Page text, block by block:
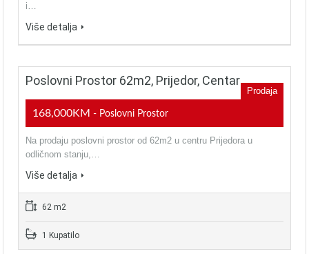
i…
Više detalja
Poslovni Prostor 62m2, Prijedor, Centar
Prodaja
168,000KM - Poslovni Prostor
Na prodaju poslovni prostor od 62m2 u centru Prijedora u
odličnom stanju,…
Više detalja
62 m2
1 Kupatilo